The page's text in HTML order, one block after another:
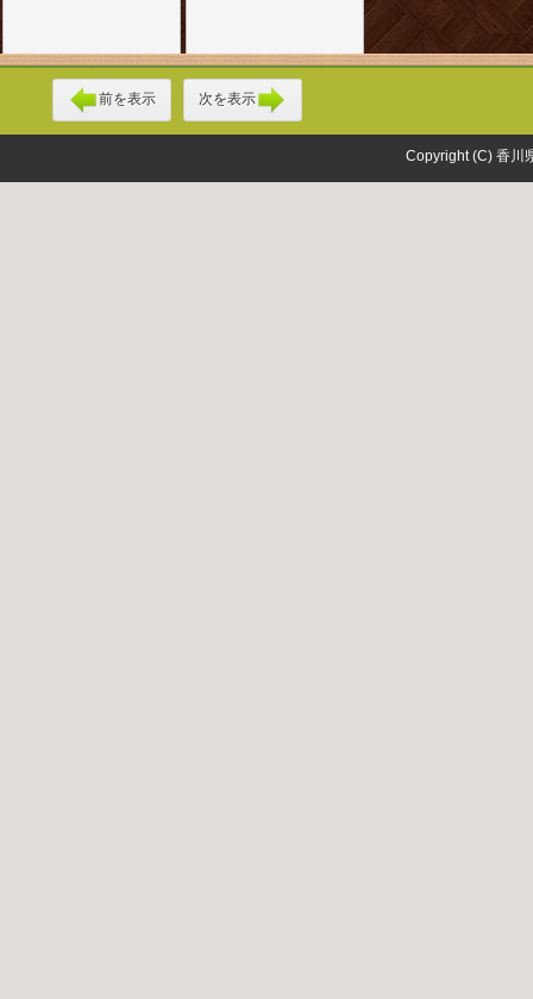
前を表示 次を表示
Copyright (C) 香川